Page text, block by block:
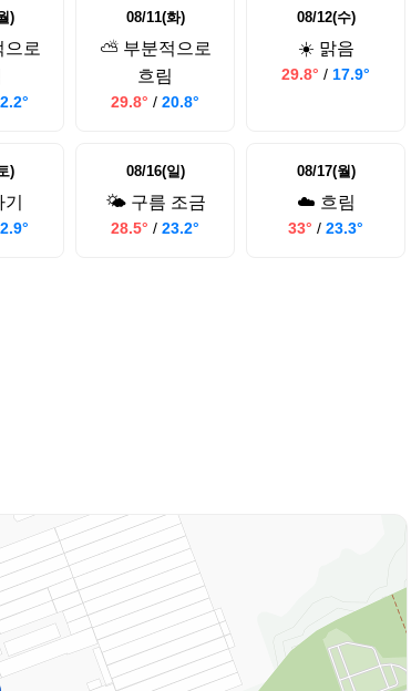
)
으로
08/11(화)
⛅ 부분적으로
흐림
29.8° / 20.8°
08/12(수)
☀️ 맑음
29.8° / 17.9°
) 08/16(일)
🌤️ 구름 조금
28.5° / 23.2°
08/17(월)
☁️ 흐림
33° / 23.3°